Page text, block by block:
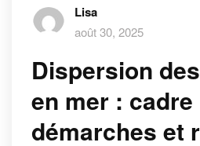
Lisa
août 30, 2025
Dispersion
en mer : cadre
démarches et